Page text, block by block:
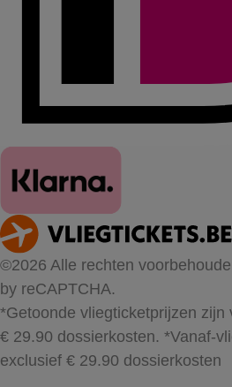
©2026 Alle rechten
by reCAPTCHA.
*Getoonde vliegticketprijzen zijn
€ 29.90 dossierkosten. *Vanaf-
exclusief € 29.90 dossierkosten